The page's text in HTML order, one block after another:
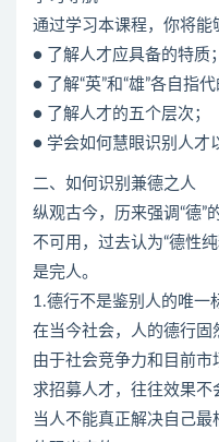
通过学习本课程，你将能
● 了解人才应具备的特质；
● 了解“英”和“雄”各自指
● 了解人才的五个层次；
● 学会如何慧眼识别人才
二、如何识别兼德之人
纵观古今，历来强调“德”
不可用，过去认为“德性
是完人。
1.德行不是鉴别人的唯一
在当今社会，人的德行固
由于社会竞争力和目前
求招募人才，往往效果不
当人不能真正解决自己